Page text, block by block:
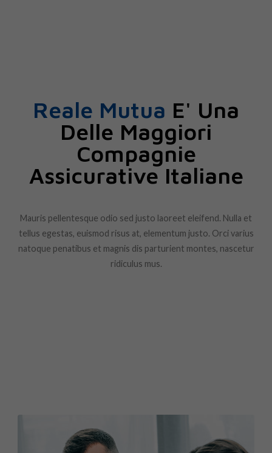
Reale Mutua E' Una
Delle Maggiori
Compagnie
Assicurative Italiane
Mauris pellentesque odio sed justo laoreet eleifend. Nulla et
tellus egestas, euismod risus at, elementum justo. Orci varius
natoque penatibus et magnis dis parturient montes, nascetur
ridiculus mus.